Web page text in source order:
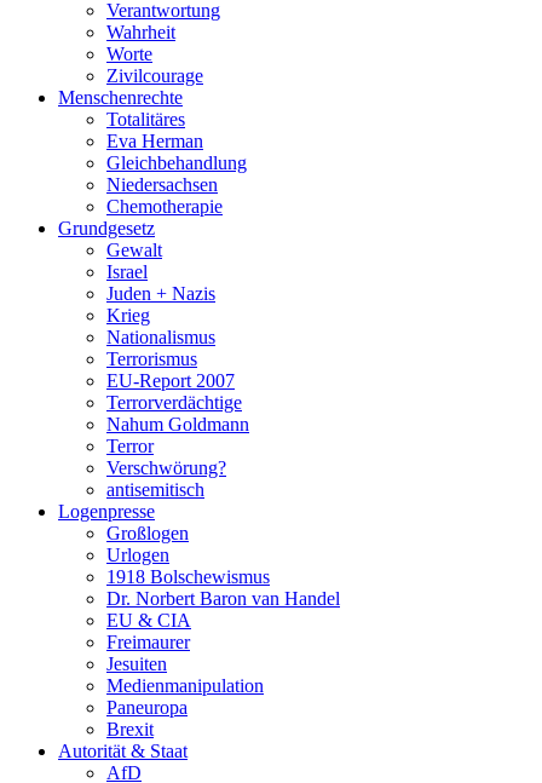
Verantwortung
Wahrheit
Worte
Zivilcourage
Menschenrechte
Totalitäres
Eva Herman
Gleichbehandlung
Niedersachsen
Chemotherapie
Grundgesetz
Gewalt
Israel
Juden + Nazis
Krieg
Nationalismus
Terrorismus
EU-Report 2007
Terrorverdächtige
Nahum Goldmann
Terror
Verschwörung?
antisemitisch
Logenpresse
Großlogen
Urlogen
1918 Bolschewismus
Dr. Norbert Baron van Handel
EU & CIA
Freimaurer
Jesuiten
Medienmanipulation
Paneuropa
Brexit
Autorität & Staat
AfD